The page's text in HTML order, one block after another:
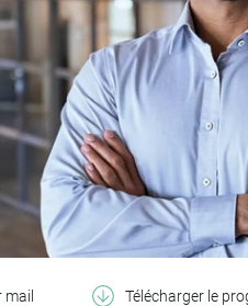
mail Télécharger le